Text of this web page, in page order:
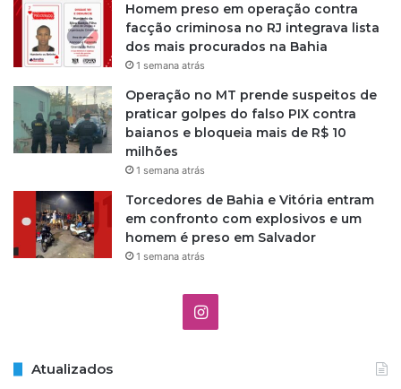
a
l
í
c
i
a
Homem preso em operação contra
facção criminosa no RJ integrava lista
dos mais procurados na Bahia
1 semana atrás
Operação no MT prende suspeitos de
praticar golpes do falso PIX contra
baianos e bloqueia mais de R$ 10
milhões
1 semana atrás
Torcedores de Bahia e Vitória entram
em confronto com explosivos e um
homem é preso em Salvador
1 semana atrás
I
Atualizados